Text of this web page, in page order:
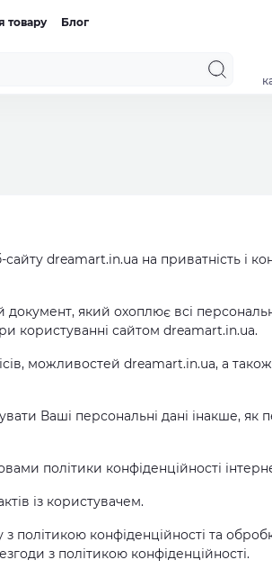
товару Блог
dreamart.in.ua на приватність і
документ, який охоплює всі
користуванні сайтом dreamart.in.ua.
можливостей dreamart.in.ua, а
Ваші персональні дані інакше, як
політики конфіденційності
із користувачем.
політикою конфіденційності та
з політикою конфіденційності.